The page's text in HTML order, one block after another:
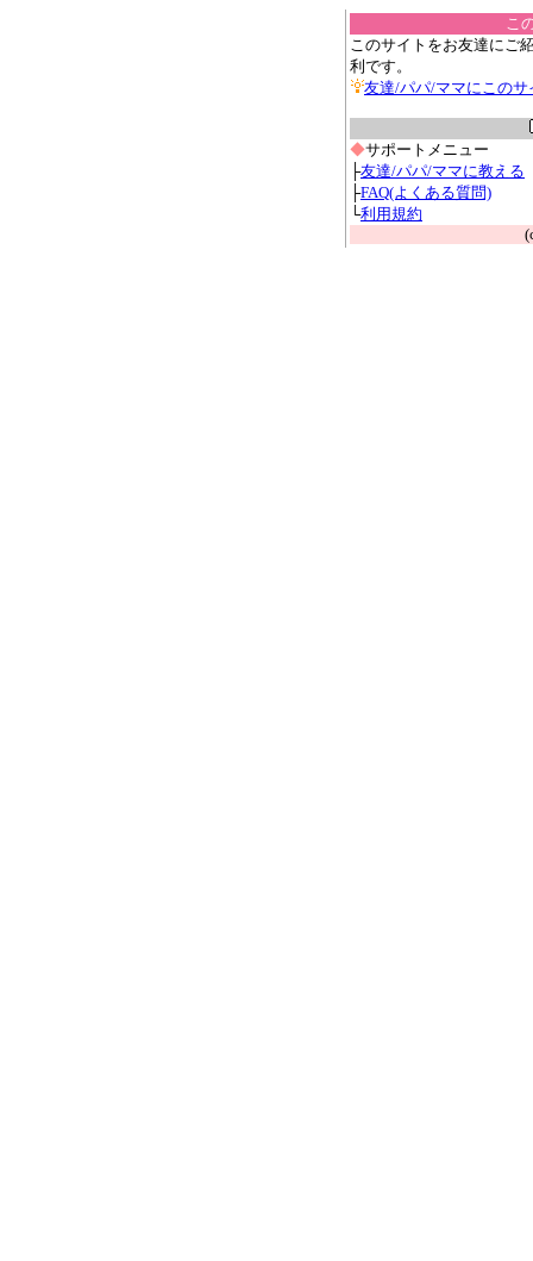
こ
このサイトをお友達にご
利です。
友達/パパ/ママにこのサ
◆サポートメニュー
├友達/パパ/ママに教える
├FAQ(よくある質問)
└利用規約